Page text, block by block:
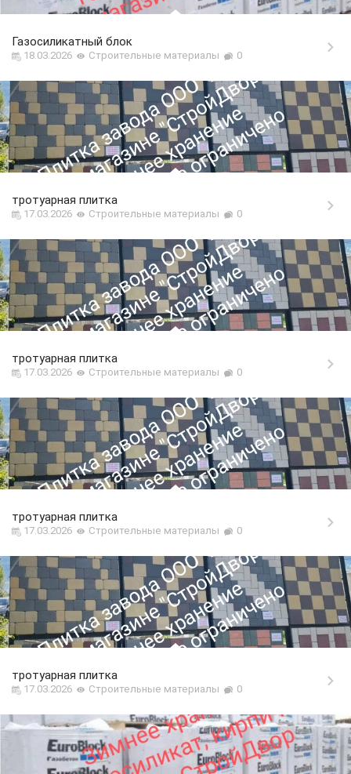
Газосиликатный блок
18.03.2026 Строительные материалы 0
тротуарная плитка
17.03.2026 Строительные материалы 0
тротуарная плитка
17.03.2026 Строительные материалы 0
тротуарная плитка
17.03.2026 Строительные материалы 0
тротуарная плитка
17.03.2026 Строительные материалы 0